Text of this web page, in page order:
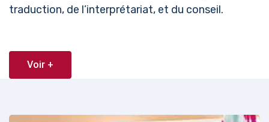
traduction, de l’interprétariat, et du conseil.
Voir +